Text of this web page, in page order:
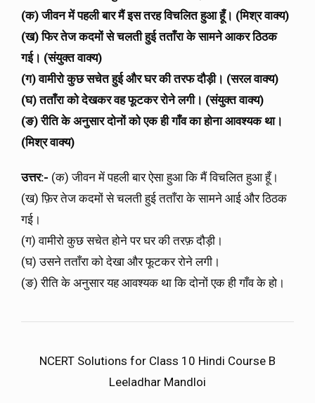
(क) जीवन में पहली बार मैं इस तरह विचलित हुआ हूँ। (मिश्र वाक्य)
(ख) फिर तेज कदमों से चलती हुई तताँरा के सामने आकर ठिठक
गई। (संयुक्त वाक्य)
(ग) वामीरो कुछ सचेत हुई और घर की तरफ दौड़ी। (सरल वाक्य)
(घ) तताँरा को देखकर वह फूटकर रोने लगी। (संयुक्त वाक्य)
(ङ) रीति के अनुसार दोनों को एक ही गाँव का होना आवश्यक था।
(मिश्र वाक्य)
उत्तर:- (क) जीवन में पहली बार ऐसा हुआ कि मैं विचलित हुआ हूँ।
(ख) फ़िर तेज कदमों से चलती हुई तताँरा के सामने आई और ठिठक
गई।
(ग) वामीरो कुछ सचेत होने पर घर की तरफ़ दौड़ी।
(घ) उसने तताँरा को देखा और फूटकर रोने लगी।
(ङ) रीति के अनुसार यह आवश्यक था कि दोनों एक ही गाँव के हो।
NCERT Solutions for Class 10 Hindi Course B
Leeladhar Mandloi